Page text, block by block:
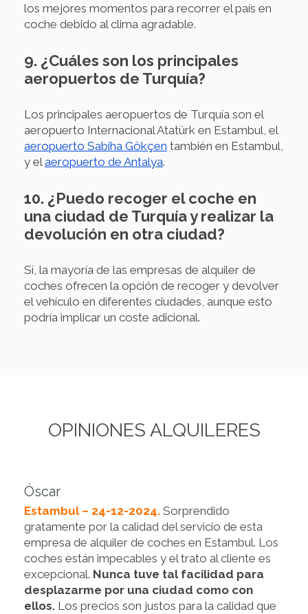
los mejores momentos para recorrer el país en
coche debido al clima agradable.
9. ¿Cuáles son los principales
aeropuertos de Turquía?
Los principales aeropuertos de Turquía son el
aeropuerto Internacional Atatürk en Estambul, el
aeropuerto Sabiha Gökçen también en Estambul,
y el aeropuerto de Antalya.
10. ¿Puedo recoger el coche en
una ciudad de Turquía y realizar la
devolución en otra ciudad?
Sí, la mayoría de las empresas de alquiler de
coches ofrecen la opción de recoger y devolver
el vehículo en diferentes ciudades, aunque esto
podría implicar un coste adicional.
OPINIONES ALQUILERES
Óscar
Estambul – 24-12-2024. Sorprendido
gratamente por la calidad del servicio de esta
empresa de alquiler de coches en Estambul. Los
coches están impecables y el trato al cliente es
excepcional. Nunca tuve tal facilidad para
desplazarme por una ciudad como con
ellos. Los precios son justos para la calidad que